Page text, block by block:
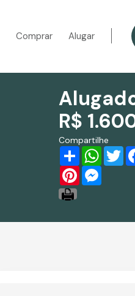
Comprar Alugar
R$
Compartilhe
Share
Pinterest